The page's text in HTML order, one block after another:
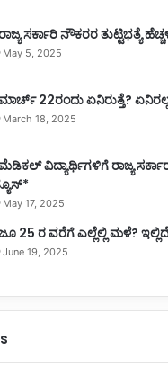
ಸರ್ಕಾರಿ ನೌಕರರ ತುಟ್ಟಿಭತ್ಯೆ
May 5, 2025
22ರಂದು ಏನಿರುತ್ತೆ?
March 18, 2025
ವಿದ್ಯಾರ್ಥಿಗಳಿಗೆ ರಾಜ್ಯ
May 17, 2025
25 ರ ವರೆಗೆ ಎಲ್ಲೆಲ್ಲಿ ಮಳೆ?
June 19, 2025